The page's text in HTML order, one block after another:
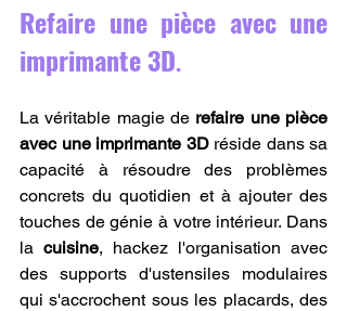
Refaire une pièce avec une
imprimante 3D.
La véritable magie de refaire une pièce
avec une imprimante 3D réside dans sa
capacité à résoudre des problèmes
concrets du quotidien et à ajouter des
touches de génie à votre intérieur. Dans
la cuisine, hackez l'organisation avec
des supports d'ustensiles modulaires
qui s'accrochent sous les placards, des